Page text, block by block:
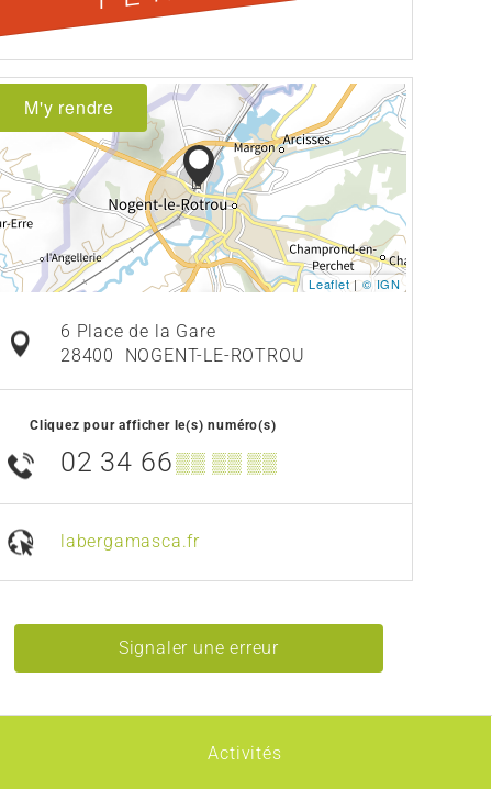
M'y rendre
Leaflet|© IGN
6 Place de la Gare
28400
NOGENT-LE-ROTROU
Cliquez pour afficher le(s) numéro(s)
02 34 66 ▒▒ ▒▒ ▒▒
labergamasca.fr
Signaler une erreur
Activités